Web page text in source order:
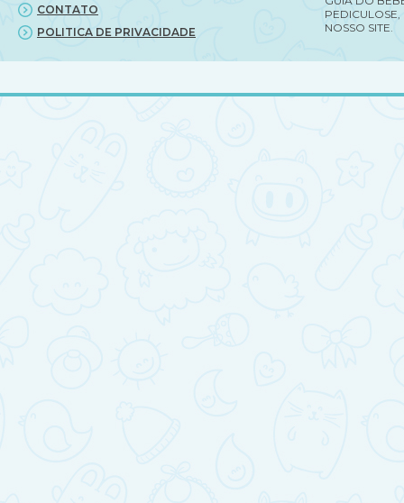
CONTATO
POLITICA DE PRIVACIDADE
PEDICULOSE,
NOSSO SITE.